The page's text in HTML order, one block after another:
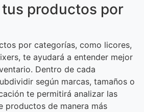
productos por
por categorías, como licores,
te ayudará a entender mejor
Dentro de cada
según marcas, tamaños o
te permitirá analizar las
productos de manera más